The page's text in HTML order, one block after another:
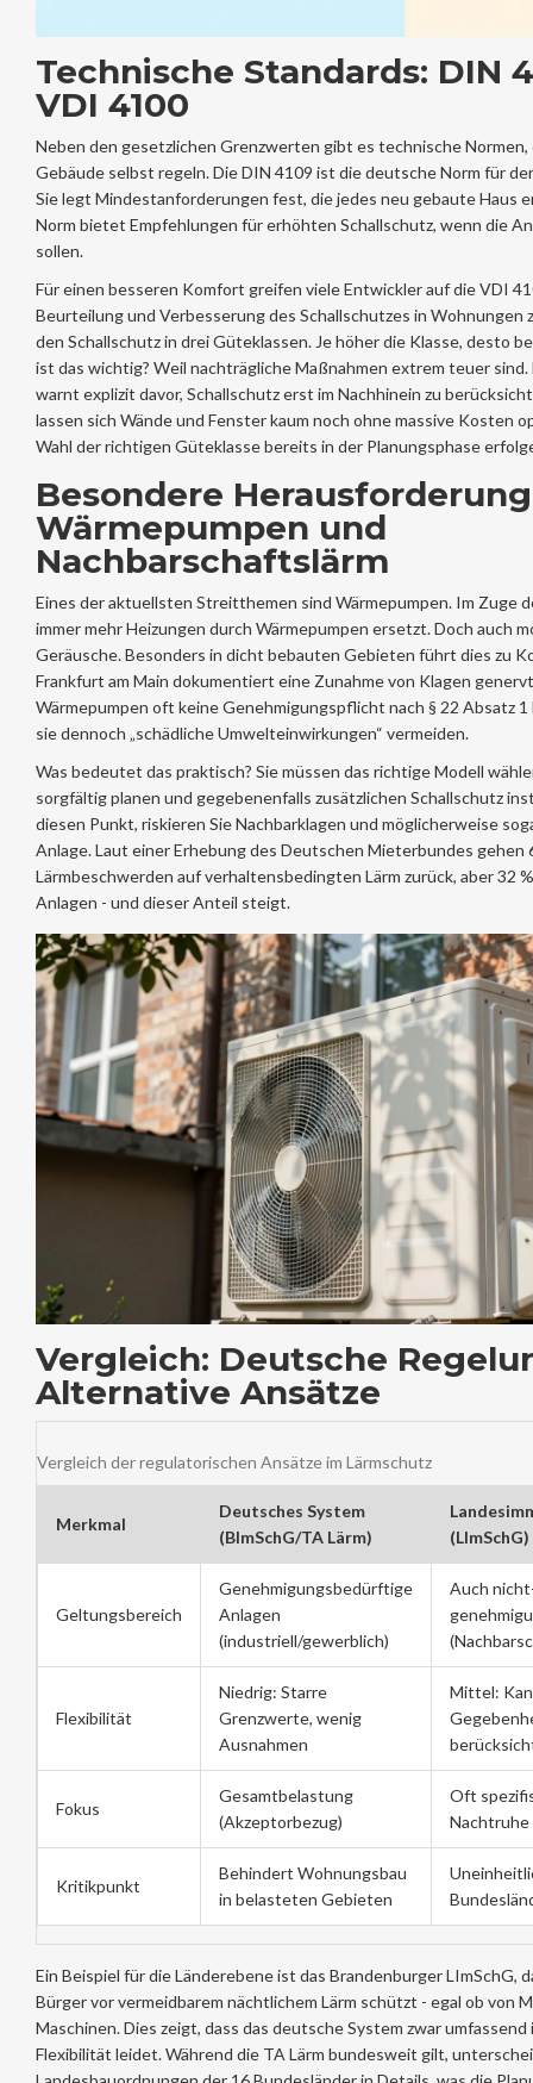
Technische Standards: DIN
VDI 4100
Neben den gesetzlichen Grenzwerten gibt es technische Normen,
Gebäude selbst regeln. DieDIN 4109 ist die deutsche Norm für
Sie legt Mindestanforderungen fest, die jedes neu gebaute Haus
Norm bietet Empfehlungen für erhöhten Schallschutz, wenn die
sollen.
Für einen besseren Komfort greifen viele Entwickler auf dieVDI
Beurteilung und Verbesserung des Schallschutzes in Wohnungen
den Schallschutz in drei Güteklassen. Je höher die Klasse, desto
ist das wichtig? Weil nachträgliche Maßnahmen extrem teuer
warnt explizit davor, Schallschutz erst im Nachhinein zu
lassen sich Wände und Fenster kaum noch ohne massive Kosten
Wahl der richtigen Güteklasse bereits in der Planungsphase
Besondere
Wärmepumpen und
Nachbarschaftslärm
Eines der aktuellsten Streitthemen sind Wärmepumpen. Im Zuge
immer mehr Heizungen durch Wärmepumpen ersetzt. Doch auch
Geräusche. Besonders in dicht bebauten Gebieten führt dies zu
Frankfurt am Main dokumentiert eine Zunahme von Klagen
Wärmepumpen oft keine Genehmigungspflicht nach § 22 Absatz 1
sie dennoch „schädliche Umwelteinwirkungen“ vermeiden.
Was bedeutet das praktisch? Sie müssen das richtige Modell
sorgfältig planen und gegebenenfalls zusätzlichen Schallschutz
diesen Punkt, riskieren Sie Nachbarklagen und möglicherweise
Anlage. Laut einer Erhebung des Deutschen Mieterbundes gehen
Lärmbeschwerden auf verhaltensbedingten Lärm zurück, aber 32
Anlagen - und dieser Anteil steigt.
Vergleich: Deutsche
Alternative Ansätze
Vergleich der regulatorischen Ansätze im Lärmschutz
Merkmal
Deutsches System
(BImSchG/TA Lärm)
(LImSchG)
Geltungsbereich
Genehmigungsbedürftige
Anlagen
(industriell/gewerblich)
Auch
Flexibilität
Niedrig: Starre
Grenzwerte, wenig
Ausnahmen
Mittel:
Fokus
Gesamtbelastung
(Akzeptorbezug)
Oft
Nachtruhe
Kritikpunkt
Behindert Wohnungsbau
in belasteten Gebieten
Ein Beispiel für die Länderebene ist das Brandenburger LImSchG,
Bürger vor vermeidbarem nächtlichem Lärm schützt - egal ob von
Maschinen. Dies zeigt, dass das deutsche System zwar
Flexibilität leidet. Während die TA Lärm bundesweit gilt,